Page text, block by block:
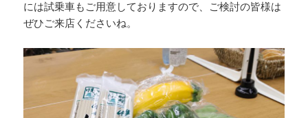
には試乗車もご用意しておりますので、ご検討の皆様は
ぜひご来店くださいね。